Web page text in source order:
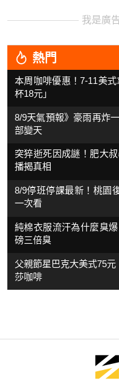
我是廣
熱門
本周咖啡優惠！7-11美
杯18元」
8/9天氣預報》豪雨再炸
部變天
突猝逝死因成謎！肥大
播揭真相
8/9停班停課最新！桃
一次看
純棉衣服流汗為什麼臭
磅三倍臭
父親節星巴克大美式75
莎咖啡